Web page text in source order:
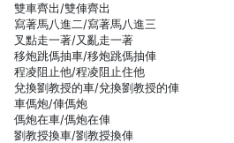
雙車齊出/雙俥齊出
寫著馬八進二/寫著馬八進三
叉點走一著/又亂走一著
移炮跳傌抽車/移炮跳傌抽俥
程凌阻止他/程凌阻止住他
兌換劉教授的車/兌換劉教授的俥
車傌炮/俥傌炮
傌炮在車/傌炮在俥
劉教授換車/劉教授換俥